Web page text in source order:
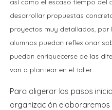
así como el escaso tiempo del
desarrollar propuestas
proyectos muy detallados, por
alumnos puedan reflexionar
puedan enriquecerse de las
van a plantear en el taller.
Para aligerar los pasos
organización elaboraremos